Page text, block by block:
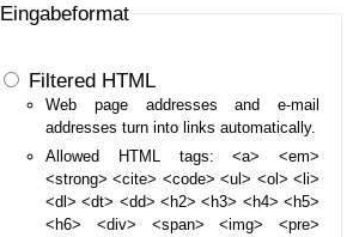
Eingabeformat
Filtered HTML
Web page addresses and e-mail
addresses turn into links automatically.
Allowed HTML tags: <a> <em>
<strong> <cite> <code> <ul> <ol> <li>
<dl> <dt> <dd> <h2> <h3> <h4> <h5>
<h6> <div> <span> <img> <pre>